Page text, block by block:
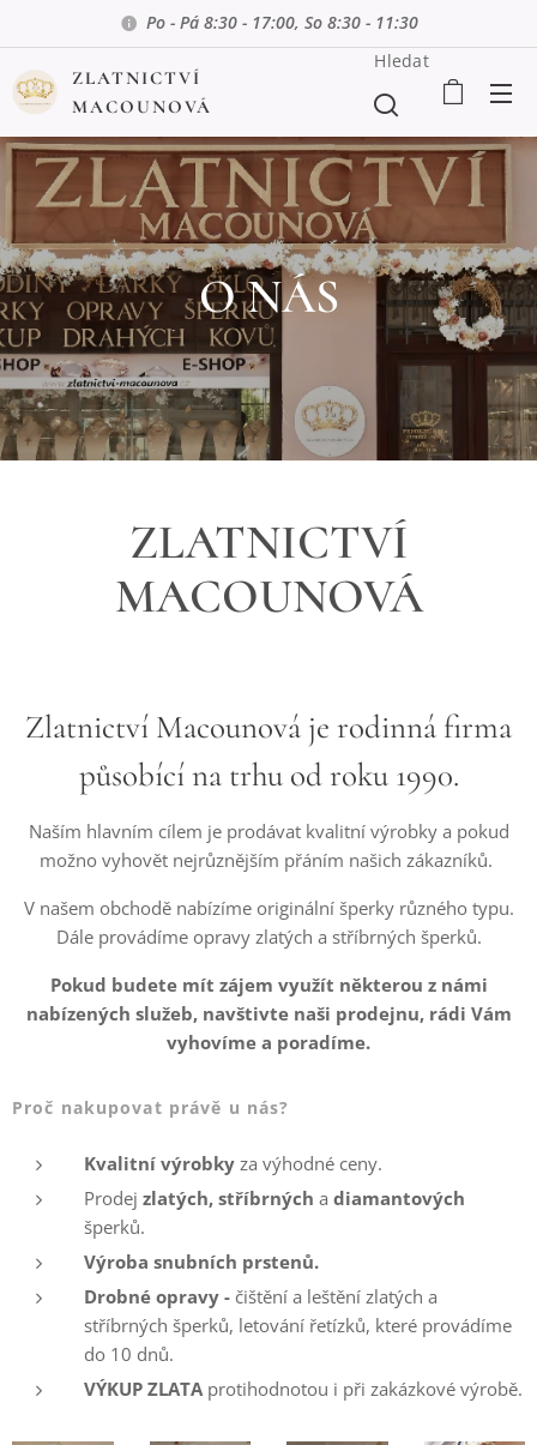
Po - Pá 8:30 - 17:00, So 8:30 - 11:30
ZLATNICTVÍ
MACOUNOVÁ
Hledat
O NÁS
ZLATNICTVÍ
MACOUNOVÁ
Zlatnictví Macounová je rodinná firma
působící na trhu od roku 1990.
Naším hlavním cílem je prodávat kvalitní výrobky a pokud
možno vyhovět nejrůznějším přáním našich zákazníků.
V našem obchodě nabízíme originální šperky různého typu.
Dále provádíme opravy zlatých a stříbrných šperků.
Pokud budete mít zájem využít některou z námi
nabízených služeb, navštivte naši prodejnu, rádi Vám
vyhovíme a poradíme.
Proč nakupovat právě u nás?
Kvalitní výrobky za výhodné ceny.
Prodej zlatých, stříbrných a diamantových
šperků.
Výroba snubních prstenů.
Drobné opravy - čištění a leštění zlatých a
stříbrných šperků, letování řetízků, které provádíme
do 10 dnů.
VÝKUP ZLATA protihodnotou i při zakázkové výrobě.